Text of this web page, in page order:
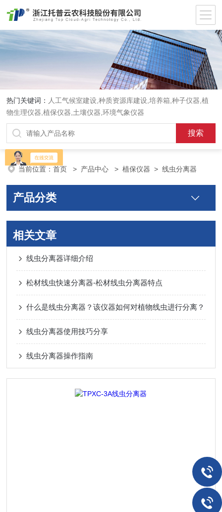
热门关键词： 人工气候室建设,种质资源库建设,培养箱,种子仪器,植
物生理仪器,植保仪器,土壤仪器,环境气象仪器
当前位置：首页 > 产品中心 >植保仪器 >线虫分离器
产品分类
相关文章
线虫分离器详细介绍
松材线虫快速分离器-松材线虫分离器特点
什么是线虫分离器？该仪器如何对植物线虫进行分离？
线虫分离器使用技巧分享
线虫分离器操作指南